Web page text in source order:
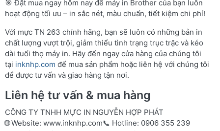
🎯 Đặt mua ngay hôm nay để máy in Brother của bạn luôn
hoạt động tối ưu – in sắc nét, màu chuẩn, tiết kiệm chi phí!
Với mực TN 263 chính hãng, bạn sẽ luôn có những bản in
chất lượng vượt trội, giảm thiểu tình trạng trục trặc và kéo
dài tuổi thọ máy in. Hãy đến ngay cửa hàng của chúng tôi
tại inknhp.com để mua sản phẩm hoặc liên hệ với chúng tôi
để được tư vấn và giao hàng tận nơi.
Liên hệ tư vấn & mua hàng
CÔNG TY TNHH MỰC IN NGUYỄN HỢP PHÁT
🌐 Website: www.inknhp.com📞 Hotline: 0906 355 239